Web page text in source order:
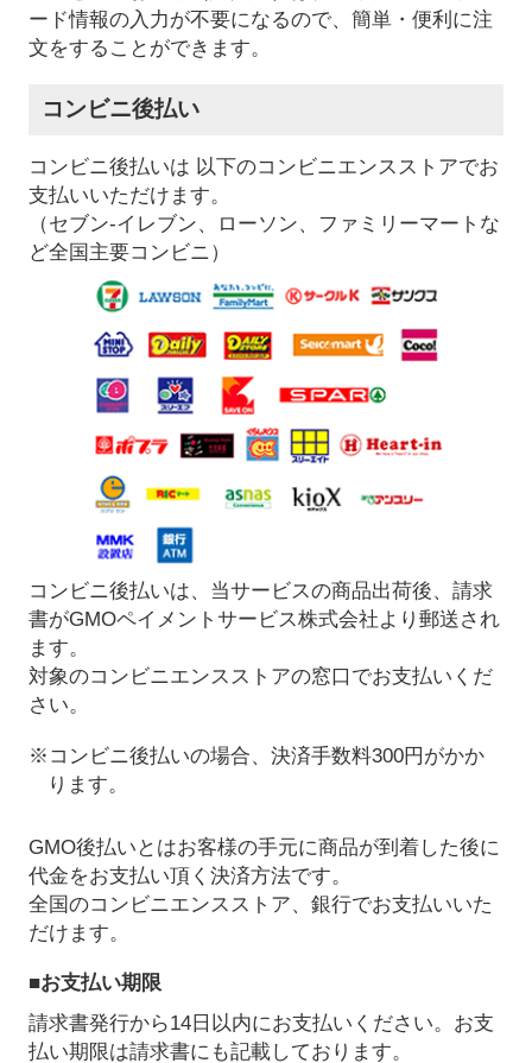
ード情報の入力が不要になるので、簡単・便利に注
文をすることができます。
コンビニ後払い
コンビニ後払いは 以下のコンビニエンスストアでお
支払いいただけます。
（セブン-イレブン、ローソン、ファミリーマートな
ど全国主要コンビニ）
コンビニ後払いは、当サービスの商品出荷後、請求
書がGMOペイメントサービス株式会社より郵送され
ます。
対象のコンビニエンスストアの窓口でお支払いくだ
さい。
※コンビニ後払いの場合、決済手数料300円がかか
ります。
GMO後払いとはお客様の手元に商品が到着した後に
代金をお支払い頂く決済方法です。
全国のコンビニエンスストア、銀行でお支払いいた
だけます。
■お支払い期限
請求書発行から14日以内にお支払いください。お支
払い期限は請求書にも記載しております。